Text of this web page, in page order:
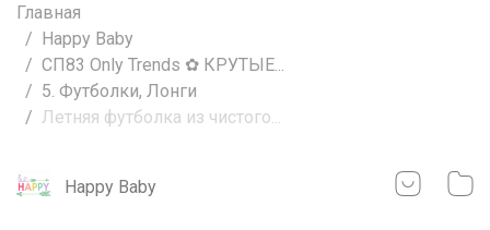
Главная
Happy Baby
СП83 Only Trends ✿ КРУТЫЕ...
5. Футболки, Лонги
Летняя футболка из чистого...
Happy Baby